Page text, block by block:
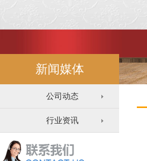
新闻媒体
公司动态
行业资讯